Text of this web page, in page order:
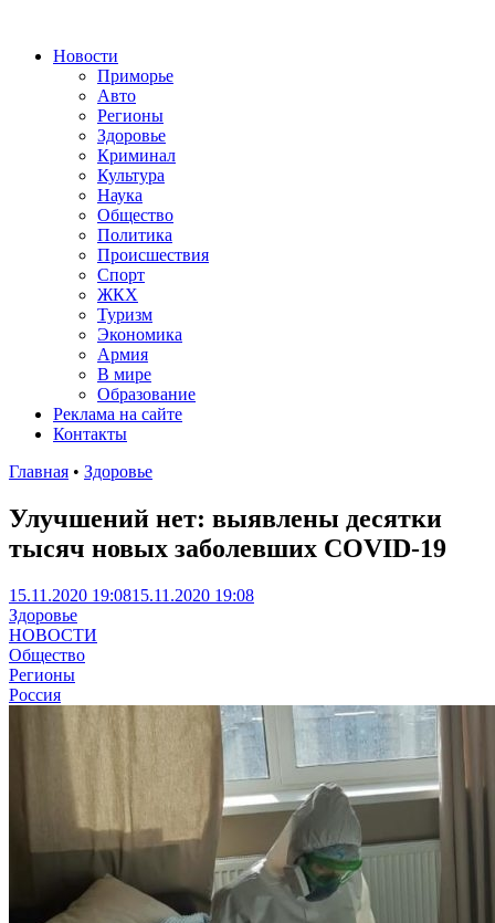
Новости
Приморье
Авто
Регионы
Здоровье
Криминал
Культура
Наука
Общество
Политика
Происшествия
Спорт
ЖКХ
Туризм
Экономика
Армия
В мире
Образование
Реклама на сайте
Контакты
Главная • Здоровье
Улучшений нет: выявлены десятки
тысяч новых заболевших COVID-19
15.11.2020 19:0815.11.2020 19:08
Здоровье
НОВОСТИ
Общество
Регионы
Россия